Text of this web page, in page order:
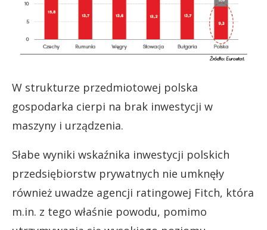
W strukturze przedmiotowej polska
gospodarka cierpi na brak inwestycji w
maszyny i urządzenia.
Słabe wyniki wskaźnika inwestycji polskich
przedsiębiorstw prywatnych nie umknęły
również uwadze agencji ratingowej Fitch, która
m.in. z tego właśnie powodu, pomimo